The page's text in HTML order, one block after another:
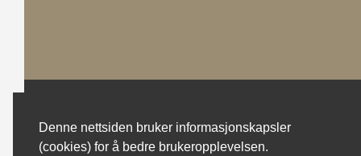
Denne nettsiden bruker informasjonskapsler
(cookies) for å bedre brukeropplevelsen.